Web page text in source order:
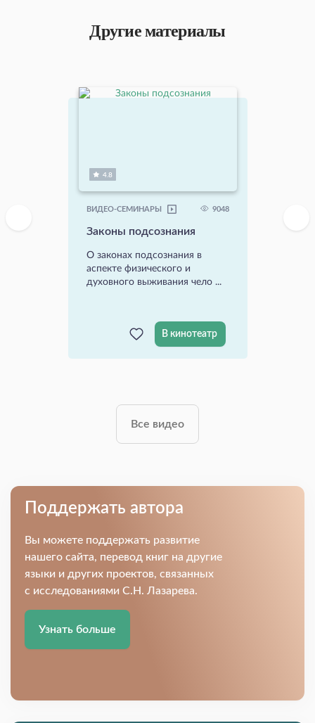
Другие материалы
4.8
ВИДЕО-СЕМИНАРЫ 9048
Законы подсознания
О законах подсознания в
аспекте физического и
духовного выживания чело ...
В кинотеатр
Все видео
Поддержать автора
Вы можете поддержать развитие
нашего сайта, перевод книг на другие
языки и других проектов, связанных
с исследованиями С.Н. Лазарева.
Узнать больше